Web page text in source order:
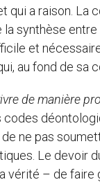
qui a raison. La
synthèse
et
au fond de sa
de manière
ne pas
Le devoir
vérité – de faire